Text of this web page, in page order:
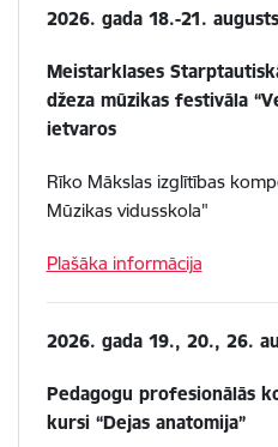
2026. gada 18.-21. augusts
Meistarklases
džeza mūzikas festivāla
ietvaros
Rīko Mākslas izglītības
Mūzikas vidusskola"
Plašāka informācija
2026. gada 19., 20., 26.
Pedagogu profesionālās
kursi “Dejas anatomija”